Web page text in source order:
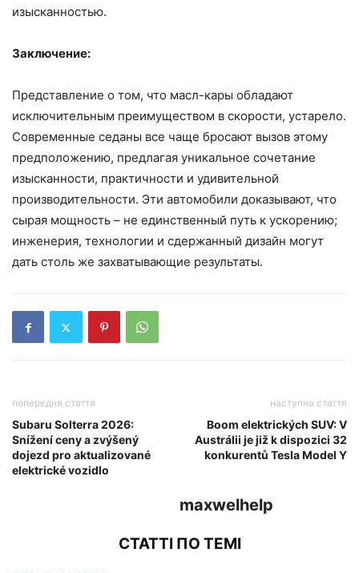
изысканностью.
Заключение:
Представление о том, что масл-кары обладают
исключительным преимуществом в скорости, устарело.
Современные седаны все чаще бросают вызов этому
предположению, предлагая уникальное сочетание
изысканности, практичности и удивительной
производительности. Эти автомобили доказывают, что
сырая мощность – не единственный путь к ускорению;
инженерия, технологии и сдержанный дизайн могут
дать столь же захватывающие результаты.
попередня стаття
Subaru Solterra 2026:
Snížení ceny a zvýšený
dojezd pro aktualizované
elektrické vozidlo
наступна стаття
Boom elektrických SUV: V
Austrálii je již k dispozici 32
konkurentů Tesla Model Y
maxwelhelp
СТАТТІ ПО ТЕМІ